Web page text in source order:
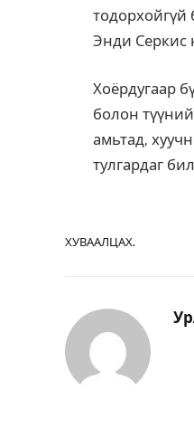
тодорхойгүй
Энди Серкис
Хоёрдугаар
болон
амьтад,
тулгардаг
ХУВААЛЦАХ.